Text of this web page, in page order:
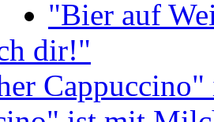
"Bier auf
dir!"